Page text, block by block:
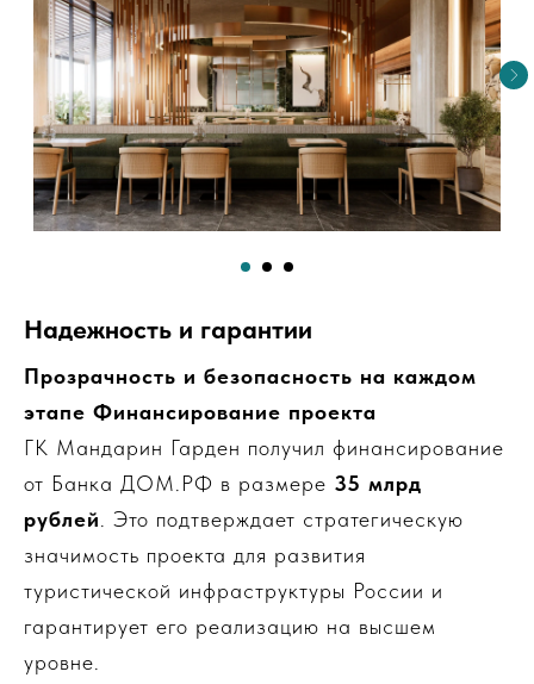
Надежность и гарантии
Прозрачность и безопасность на каждом
этапе Финансирование проекта
ГК Мандарин Гарден получил финансирование
от Банка ДОМ.РФ в размере 35 млрд
рублей. Это подтверждает стратегическую
значимость проекта для развития
туристической инфраструктуры России и
гарантирует его реализацию на высшем
уровне.